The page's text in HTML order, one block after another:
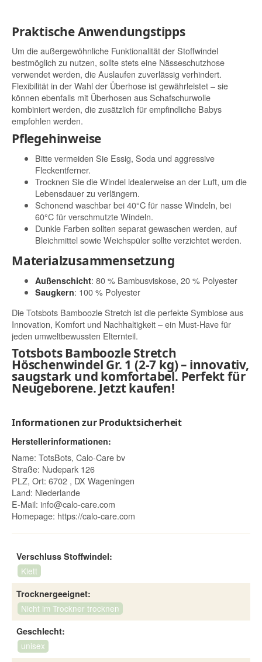
Praktische Anwendungstipps
Um die außergewöhnliche Funktionalität der Stoffwindel
bestmöglich zu nutzen, sollte stets eine Nässeschutzhose
verwendet werden, die Auslaufen zuverlässig verhindert.
Flexibilität in der Wahl der Überhose ist gewährleistet – sie
können ebenfalls mit Überhosen aus Schafschurwolle
kombiniert werden, die zusätzlich für empfindliche Babys
empfohlen werden.
Pflegehinweise
Bitte vermeiden Sie Essig, Soda und aggressive
Fleckentferner.
Trocknen Sie die Windel idealerweise an der Luft, um die
Lebensdauer zu verlängern.
Schonend waschbar bei 40°C für nasse Windeln, bei
60°C für verschmutzte Windeln.
Dunkle Farben sollten separat gewaschen werden, auf
Bleichmittel sowie Weichspüler sollte verzichtet werden.
Materialzusammensetzung
Außenschicht: 80 % Bambusviskose, 20 % Polyester
Saugkern: 100 % Polyester
Die Totsbots Bamboozle Stretch ist die perfekte Symbiose aus
Innovation, Komfort und Nachhaltigkeit – ein Must-Have für
jeden umweltbewussten Elternteil.
Totsbots Bamboozle Stretch
Höschenwindel Gr. 1 (2-7 kg) – innovativ,
saugstark und komfortabel. Perfekt für
Neugeborene. Jetzt kaufen!
Informationen zur Produktsicherheit
Herstellerinformationen:
Name: TotsBots, Calo-Care bv
Straße: Nudepark 126
PLZ, Ort: 6702 , DX Wageningen
Land: Niederlande
E-Mail: info@calo-care.com
Homepage: https://calo-care.com
Verschluss Stoffwindel:
Klett
Trocknergeeignet:
Nicht im Trockner trocknen
Geschlecht:
unisex